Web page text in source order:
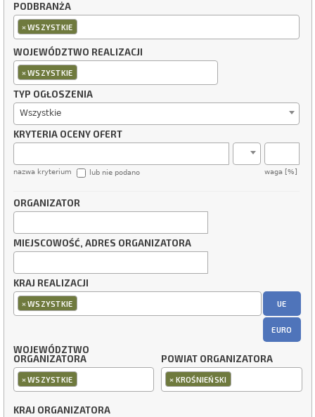
PODBRANŻA
×WSZYSTKIE
WOJEWÓDZTWO REALIZACJI
×WSZYSTKIE
TYP OGŁOSZENIA
Wszystkie
KRYTERIA OCENY OFERT
nazwa kryterium waga [%]
lub nie podano
ORGANIZATOR
MIEJSCOWOŚĆ, ADRES ORGANIZATORA
KRAJ REALIZACJI
×WSZYSTKIE UE
EURO
WOJEWÓDZTWO
ORGANIZATORA
×WSZYSTKIE
POWIAT ORGANIZATORA
× KROŚNIEŃSKI
KRAJ ORGANIZATORA